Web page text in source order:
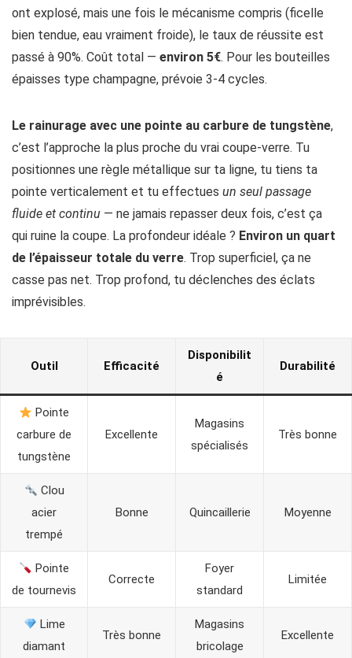
ont explosé, mais une fois le mécanisme compris (ficelle
bien tendue, eau vraiment froide), le taux de réussite est
passé à 90%. Coût total — environ 5€. Pour les bouteilles
épaisses type champagne, prévoie 3-4 cycles.
Le rainurage avec une pointe au carbure de tungstène,
c’est l’approche la plus proche du vrai coupe-verre. Tu
positionnes une règle métallique sur ta ligne, tu tiens ta
pointe verticalement et tu effectues un seul passage
fluide et continu — ne jamais repasser deux fois, c’est ça
qui ruine la coupe. La profondeur idéale ? Environ un quart
de l’épaisseur totale du verre. Trop superficiel, ça ne
casse pas net. Trop profond, tu déclenches des éclats
imprévisibles.
Outil Efficacité
Disponibilit
é
Durabilité
Pointe
carbure de
tungstène
Excellente
Magasins
spécialisés
Très bonne
Clou
acier
trempé
Bonne Quincaillerie Moyenne
Pointe
de tournevis
Correcte
Foyer
standard
Limitée
Lime
diamant
Très bonne
Magasins
bricolage
Excellente